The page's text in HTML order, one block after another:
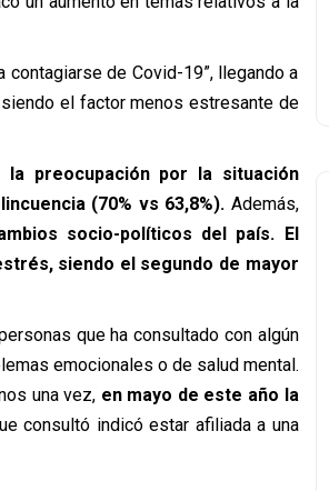
contagiarse de Covid-19”, llegando a
el factor menos estresante de
preocupación por la situación
(70% vs 63,8%). Además,
socio-políticos del país. El
siendo el segundo de mayor
que ha consultado con algún
emocionales o de salud mental.
una vez, en mayo de este año la
consultó indicó estar afiliada a una